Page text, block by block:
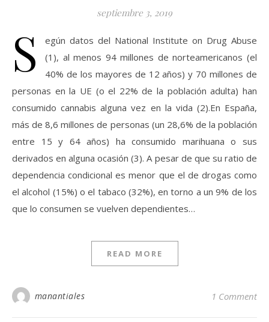
septiembre 3, 2019
S
egún datos del National Institute on Drug Abuse
(1), al menos 94 millones de norteamericanos (el
40% de los mayores de 12 años) y 70 millones de
personas en la UE (o el 22% de la población adulta) han
consumido cannabis alguna vez en la vida (2).En España,
más de 8,6 millones de personas (un 28,6% de la población
entre 15 y 64 años) ha consumido marihuana o sus
derivados en alguna ocasión (3). A pesar de que su ratio de
dependencia condicional es menor que el de drogas como
el alcohol (15%) o el tabaco (32%), en torno a un 9% de los
que lo consumen se vuelven dependientes…
READ MORE
manantiales 1 Comment